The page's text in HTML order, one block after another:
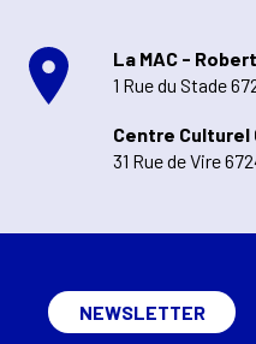
La MAC -
1 Rue du Stade
Centre Culturel
31 Rue de Vire
NEWSLETTER